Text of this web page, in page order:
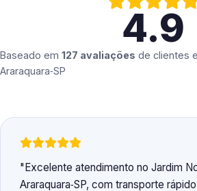
4.9
Baseado em 127 avaliações de clientes
Araraquara‑SP
Excelente atendimento no Jardim
Araraquara‑SP, com transporte